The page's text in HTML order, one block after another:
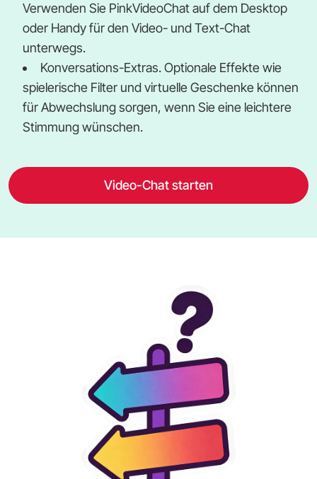
Verwenden Sie PinkVideoChat auf dem Desktop
oder Handy für den Video- und Text-Chat
unterwegs.
Konversations-Extras. Optionale Effekte wie
spielerische Filter und virtuelle Geschenke können
für Abwechslung sorgen, wenn Sie eine leichtere
Stimmung wünschen.
Video-Chat starten